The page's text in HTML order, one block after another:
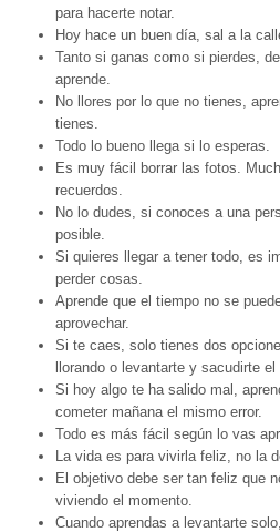
para hacerte notar.
Hoy hace un buen día, sal a la
Tanto si ganas como si pierdes,
aprende.
No llores por lo que no tienes,
tienes.
Todo lo bueno llega si lo esperas.
Es muy fácil borrar las fotos.
recuerdos.
No lo dudes, si conoces a una
posible.
Si quieres llegar a tener todo, es
perder cosas.
Aprende que el tiempo no se
aprovechar.
Si te caes, solo tienes dos
llorando o levantarte y sacudirte el
Si hoy algo te ha salido mal,
cometer mañana el mismo error.
Todo es más fácil según lo vas
La vida es para vivirla feliz, no la
El objetivo debe ser tan feliz que
viviendo el momento.
Cuando aprendas a levantarte